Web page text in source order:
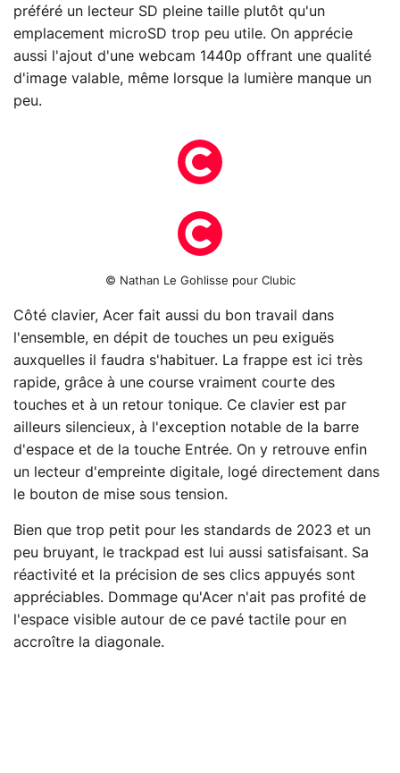
préféré un lecteur SD pleine taille plutôt qu'un
emplacement microSD trop peu utile. On apprécie
aussi l'ajout d'une webcam 1440p offrant une qualité
d'image valable, même lorsque la lumière manque un
peu.
© Nathan Le Gohlisse pour Clubic
Côté clavier, Acer fait aussi du bon travail dans
l'ensemble, en dépit de touches un peu exiguës
auxquelles il faudra s'habituer. La frappe est ici très
rapide, grâce à une course vraiment courte des
touches et à un retour tonique. Ce clavier est par
ailleurs silencieux, à l'exception notable de la barre
d'espace et de la touche Entrée. On y retrouve enfin
un lecteur d'empreinte digitale, logé directement dans
le bouton de mise sous tension.
Bien que trop petit pour les standards de 2023 et un
peu bruyant, le trackpad est lui aussi satisfaisant. Sa
réactivité et la précision de ses clics appuyés sont
appréciables. Dommage qu'Acer n'ait pas profité de
l'espace visible autour de ce pavé tactile pour en
accroître la diagonale.